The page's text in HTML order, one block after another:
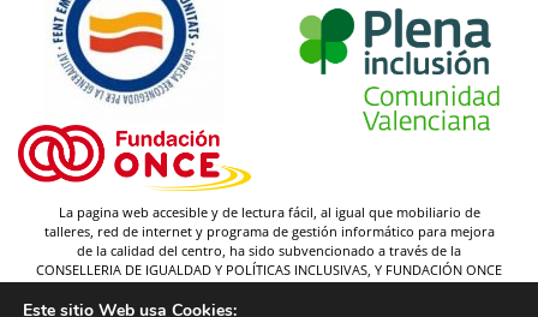
La pagina web accesible y de lectura fácil, al igual que mobiliario de
talleres, red de internet y programa de gestión informático para mejora
de la calidad del centro, ha sido subvencionado a través de la
CONSELLERIA DE IGUALDAD Y POLÍTICAS INCLUSIVAS, Y FUNDACIÓN ONCE
Este sitio Web usa Cookies: